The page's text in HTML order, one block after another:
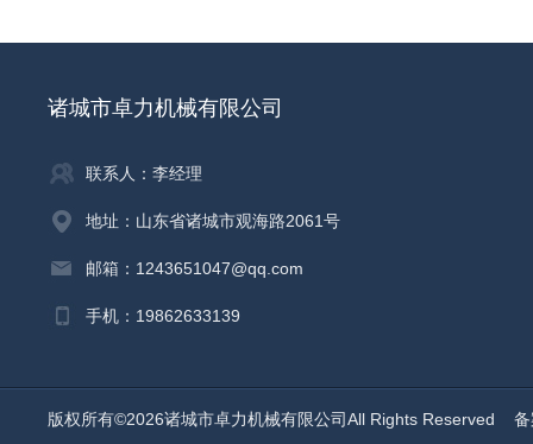
诸城市卓力机械有限公司
联系人：李经理
地址：山东省诸城市观海路2061号
邮箱：1243651047@qq.com
手机：19862633139
版权所有©2026诸城市卓力机械有限公司All Rights Reserved